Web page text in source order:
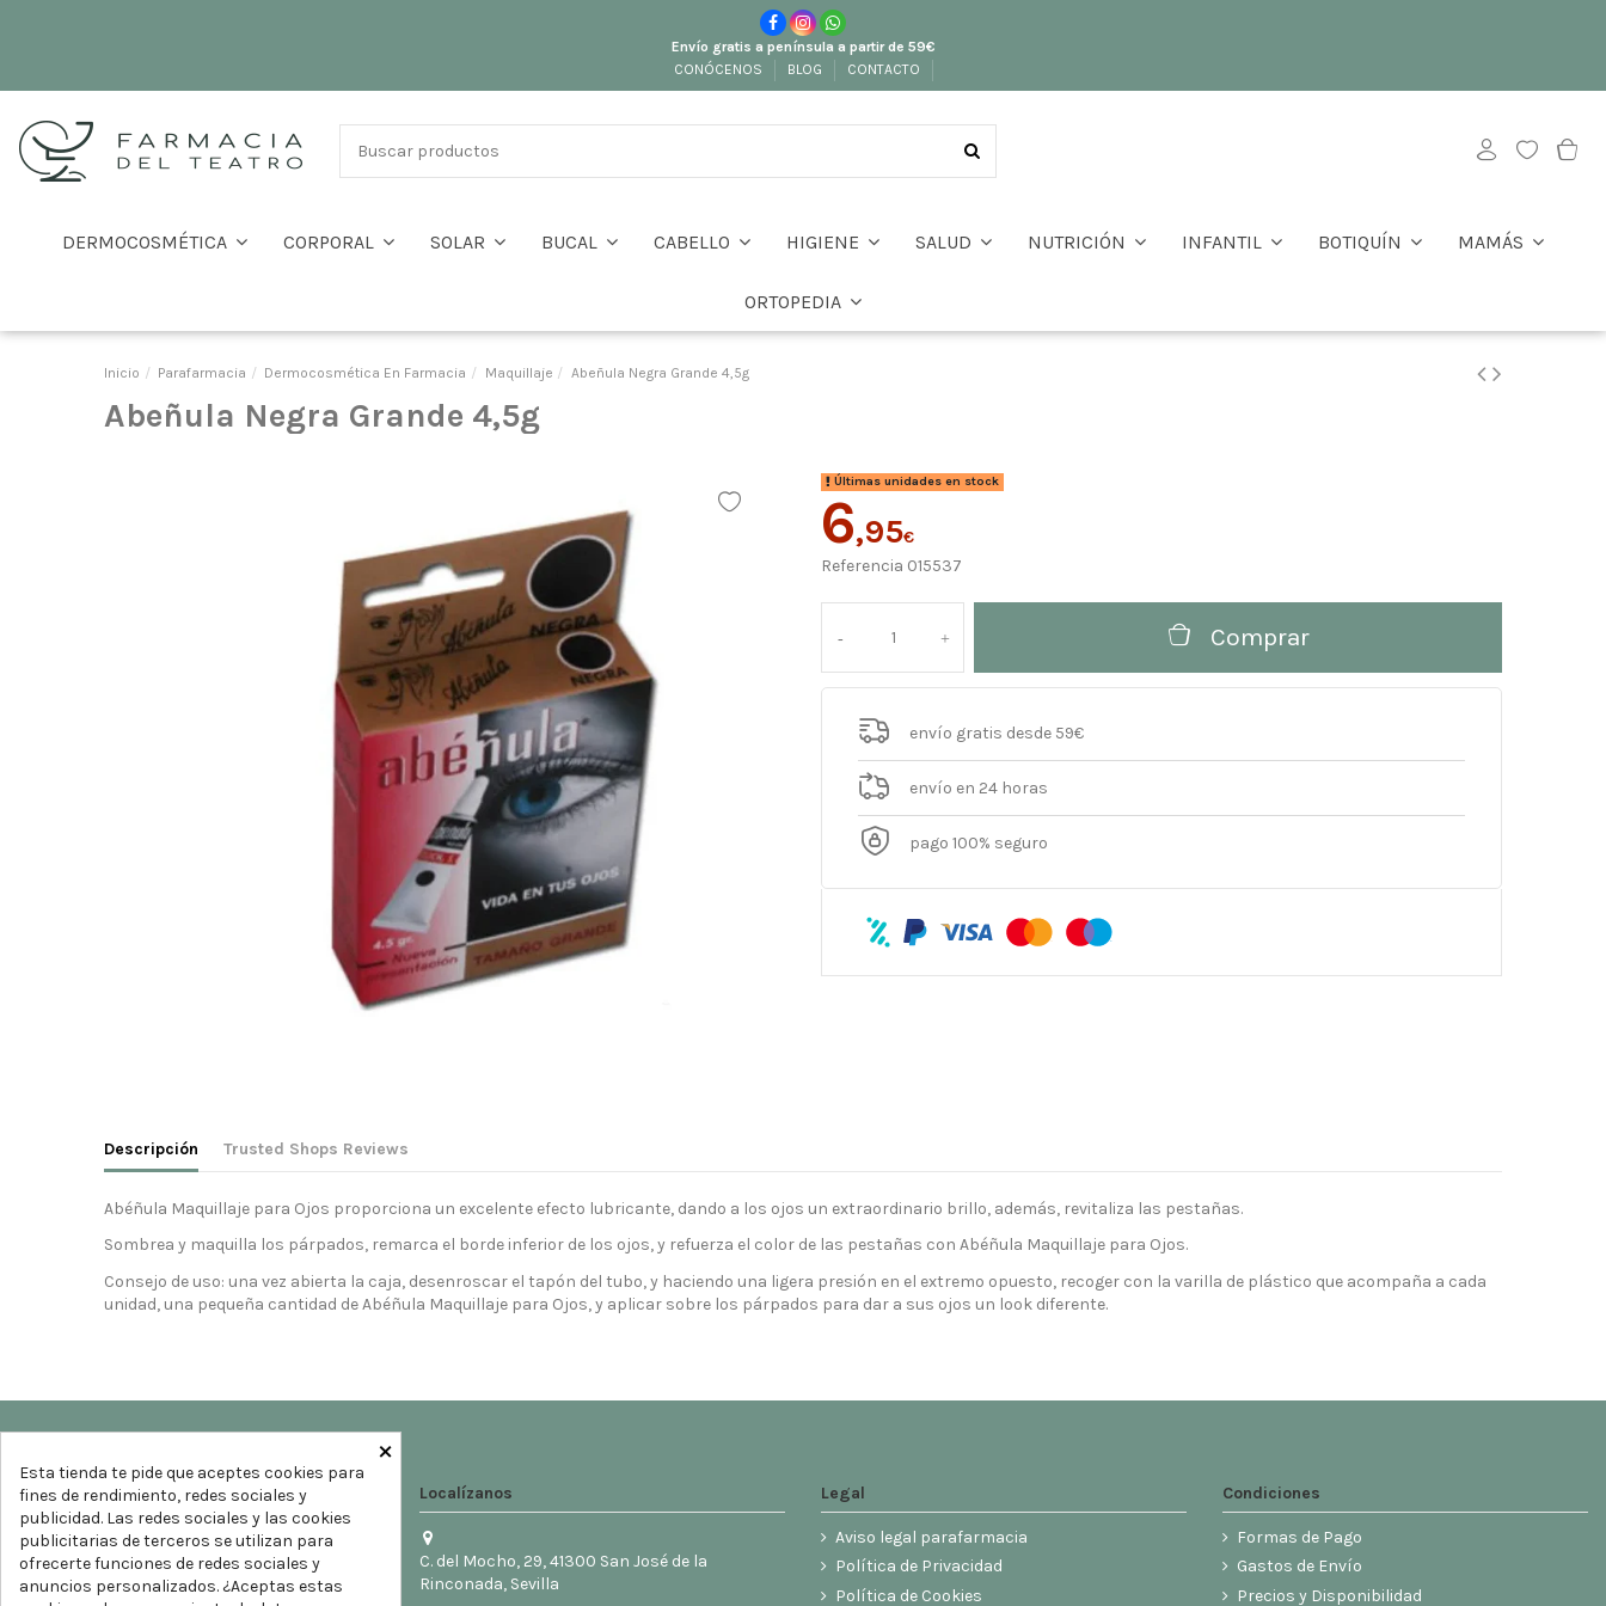
Envío gratis a península a partir de 59€
CONÓCENOS
BLOG CONTACTO
DERMOCOSMÉTICA CORPORAL SOLAR BUCAL CABELLO HIGIENE SALUD NUTRICIÓN INFANTIL BOTIQUÍN MAMÁS
ORTOPEDIA
Inicio Parafarmacia Dermocosmética En Farmacia Maquillaje Abeñula Negra Grande 4,5g
Abeñula Negra Grande 4,5g
Últimas unidades en stock
6,95€
Referencia 015537
Comprar
envío gratis desde 59€
envío en 24 horas
pago 100% seguro
Descripción Trusted Shops Reviews
Abéñula Maquillaje para Ojos proporciona un excelente efecto lubricante, dando a los ojos un extraordinario brillo, además, revitaliza las pestañas.
Sombrea y maquilla los párpados, remarca el borde inferior de los ojos, y refuerza el color de las pestañas con Abéñula Maquillaje para Ojos.
Consejo de uso: una vez abierta la caja, desenroscar el tapón del tubo, y haciendo una ligera presión en el extremo opuesto, recoger con la varilla de plástico que acompaña a cada
unidad, una pequeña cantidad de Abéñula Maquillaje para Ojos, y aplicar sobre los párpados para dar a sus ojos un look diferente.
Localízanos
C. del Mocho, 29, 41300 San José de la
Rinconada, Sevilla
Legal
Aviso legal parafarmacia
Política de Privacidad
Política de Cookies
Condiciones
Formas de Pago
Gastos de Envío
Precios y Disponibilidad
×
Esta tienda te pide que aceptes cookies para
fines de rendimiento, redes sociales y
publicidad. Las redes sociales y las cookies
publicitarias de terceros se utilizan para
ofrecerte funciones de redes sociales y
anuncios personalizados. ¿Aceptas estas